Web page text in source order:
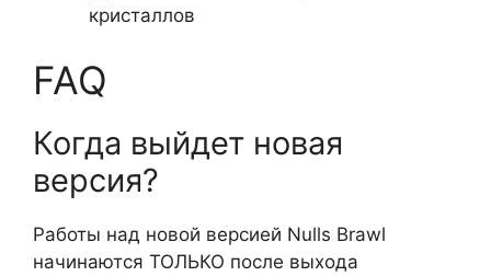
кристаллов
FAQ
Когда выйдет новая
версия?
Работы над новой версией Nulls Brawl
начинаются ТОЛЬКО после выхода